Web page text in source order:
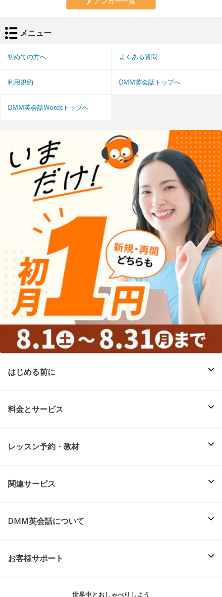
メニュー
初めての方へ よくある質問
利用規約 DMM英会話トップへ
DMM英会話Wordsトップへ
はじめる前に
料金とサービス
レッスン予約・教材
関連サービス
DMM英会話について
お客様サポート
世界中とおしゃべりしよう